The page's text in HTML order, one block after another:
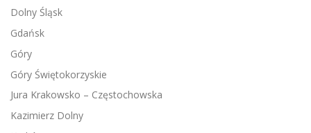
Dolny Śląsk
Gdańsk
Góry
Góry Świętokorzyskie
Jura Krakowsko – Częstochowska
Kazimierz Dolny